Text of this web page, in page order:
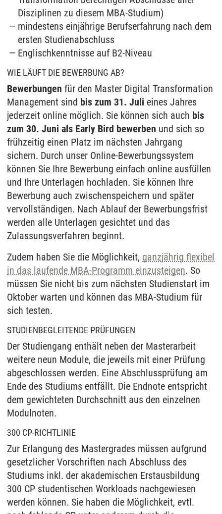
Disziplinen zu diesem MBA-Studium)
mindestens einjährige Berufserfahrung nach dem
ersten Studienabschluss
Englischkenntnisse auf B2-Niveau
WIE LÄUFT DIE BEWERBUNG AB?
Bewerbungen für den Master Digital Transformation
Management sind bis zum 31. Juli eines Jahres
jederzeit online möglich. Sie können sich auch bis
zum 30. Juni als Early Bird bewerben und sich so
frühzeitig einen Platz im nächsten Jahrgang
sichern. Durch unser Online-Bewerbungssystem
können Sie Ihre Bewerbung einfach online ausfüllen
und Ihre Unterlagen hochladen. Sie können Ihre
Bewerbung auch zwischenspeichern und später
vervollständigen. Nach Ablauf der Bewerbungsfrist
werden alle Unterlagen gesichtet und das
Zulassungsverfahren beginnt.
Zudem haben Sie die Möglichkeit, ganzjährig flexibel
in das laufende MBA-Programm einzusteigen. So
müssen Sie nicht bis zum nächsten Studienstart im
Oktober warten und können das MBA-Studium für
sich testen.
STUDIENBEGLEITENDE PRÜFUNGEN
Der Studiengang enthält neben der Masterarbeit
weitere neun Module, die jeweils mit einer Prüfung
abgeschlossen werden. Eine Abschlussprüfung am
Ende des Studiums entfällt. Die Endnote entspricht
dem gewichteten Durchschnitt aus den einzelnen
Modulnoten.
300 CP-RICHTLINIE
Zur Erlangung des Mastergrades müssen aufgrund
gesetzlicher Vorschriften nach Abschluss des
Studiums inkl. der akademischen Erstausbildung
300 CP studentischen Workloads nachgewiesen
werden können. Sie haben die Möglichkeit, evtl.